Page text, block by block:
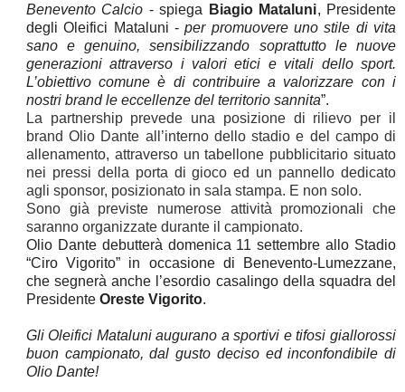
Benevento Calcio - spiega Biagio Mataluni, Presidente
degli Oleifici Mataluni -per promuovere uno stile di vita
sano e genuino, sensibilizzando soprattutto le nuove
generazioni attraverso i valori etici e vitali dello sport.
L’obiettivo comune è di contribuire a valorizzare con i
nostri brand le eccellenze del territorio sannita”.
La partnership prevede una posizione di rilievo per il
brand Olio Dante all’interno dello stadio e del campo di
allenamento, attraverso un tabellone pubblicitario situato
nei pressi della porta di gioco ed un pannello dedicato
agli sponsor, posizionato in sala stampa. E non solo.
Sono già previste numerose attività promozionali che
saranno organizzate durante il campionato.
Olio Dante debutterà domenica 11 settembre allo Stadio
“Ciro Vigorito” in occasione di Benevento-Lumezzane,
che segnerà anche l’esordio casalingo della squadra del
Presidente Oreste Vigorito.
Gli Oleifici Mataluni augurano a sportivi e tifosi giallorossi
buon campionato, dal gusto deciso ed inconfondibile di
Olio Dante!